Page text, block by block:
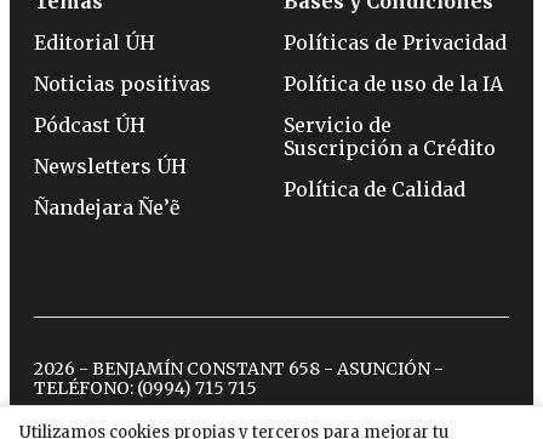
Utilizamos cookies propias y terceros para mejorar tu
Editorial ÚH
Noticias positivas
Pódcast ÚH
Newsletters ÚH
Ñandejara Ñe’ẽ
Políticas de Privacidad
Política de uso de la IA
Servicio de
Suscripción a Crédito
Política de Calidad
2026 - BENJAMÍN CONSTANT 658 - ASUNCIÓN -
TELÉFONO: (0994) 715 715